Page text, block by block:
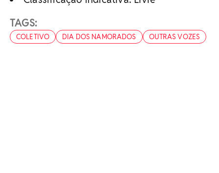
TAGS:
COLETIVO DIA DOS NAMORADOS OUTRAS VOZES